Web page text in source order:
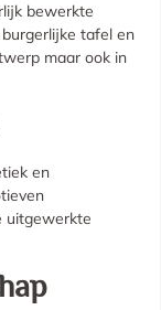
bewerkte
tafel en
maar ook in
en
uitgewerkte